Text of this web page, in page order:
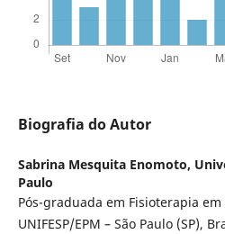
Biografia do Autor
Sabrina Mesquita Enomoto,
Paulo
Pós-graduada em Fisioterapia
UNIFESP/EPM – São Paulo (SP),